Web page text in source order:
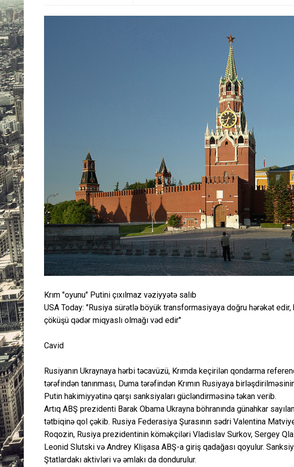
Krım "oyunu" Putini çıxılmaz vəziyyətə salıb
USA Today: "Rusiya sürətlə böyük transformasiyaya doğru hərəkət
çöküşü qədər miqyaslı olmağı vəd edir"
Cavid
Rusiyanın Ukraynaya hərbi təcavüzü, Krımda keçirilən qondarma
tərəfindən tanınması, Duma tərəfindən Krımın Rusiyaya
Putin hakimiyyətinə qarşı sanksiyaları gücləndirməsinə təkan verib.
Artıq ABŞ prezidenti Barak Obama Ukrayna böhranında günahkar
tətbiqinə qol çəkib. Rusiya Federasiya Şurasının sədri Valentina
Roqozin, Rusiya prezidentinin köməkçiləri Vladislav Surkov, Sergey
Leonid Slutski və Andrey Klişasa ABŞ-a giriş qadağası qoyulur.
Ştatlardakı aktivləri və əmlakı da dondurulur.